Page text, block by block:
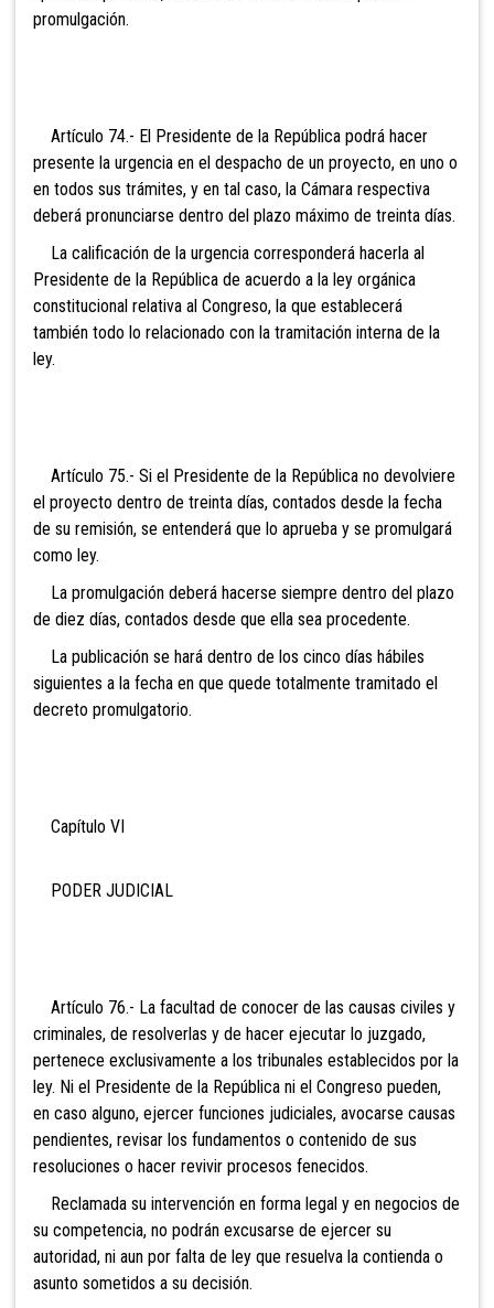
promulgación.
Artículo 74.- El Presidente de la República podrá hacer
presente la urgencia en el despacho de un proyecto, en uno o
en todos sus trámites, y en tal caso, la Cámara respectiva
deberá pronunciarse dentro del plazo máximo de treinta días.
La calificación de la urgencia corresponderá hacerla al
Presidente de la República de acuerdo a la ley orgánica
constitucional relativa al Congreso, la que establecerá
también todo lo relacionado con la tramitación interna de la
ley.
Artículo 75.- Si el Presidente de la República no devolviere
el proyecto dentro de treinta días, contados desde la fecha
de su remisión, se entenderá que lo aprueba y se promulgará
como ley.
La promulgación deberá hacerse siempre dentro del plazo
de diez días, contados desde que ella sea procedente.
La publicación se hará dentro de los cinco días hábiles
siguientes a la fecha en que quede totalmente tramitado el
decreto promulgatorio.
Capítulo VI
PODER JUDICIAL
Artículo 76.- La facultad de conocer de las causas civiles y
criminales, de resolverlas y de hacer ejecutar lo juzgado,
pertenece exclusivamente a los tribunales establecidos por la
ley. Ni el Presidente de la República ni el Congreso pueden,
en caso alguno, ejercer funciones judiciales, avocarse causas
pendientes, revisar los fundamentos o contenido de sus
resoluciones o hacer revivir procesos fenecidos.
Reclamada su intervención en forma legal y en negocios de
su competencia, no podrán excusarse de ejercer su
autoridad, ni aun por falta de ley que resuelva la contienda o
asunto sometidos a su decisión.